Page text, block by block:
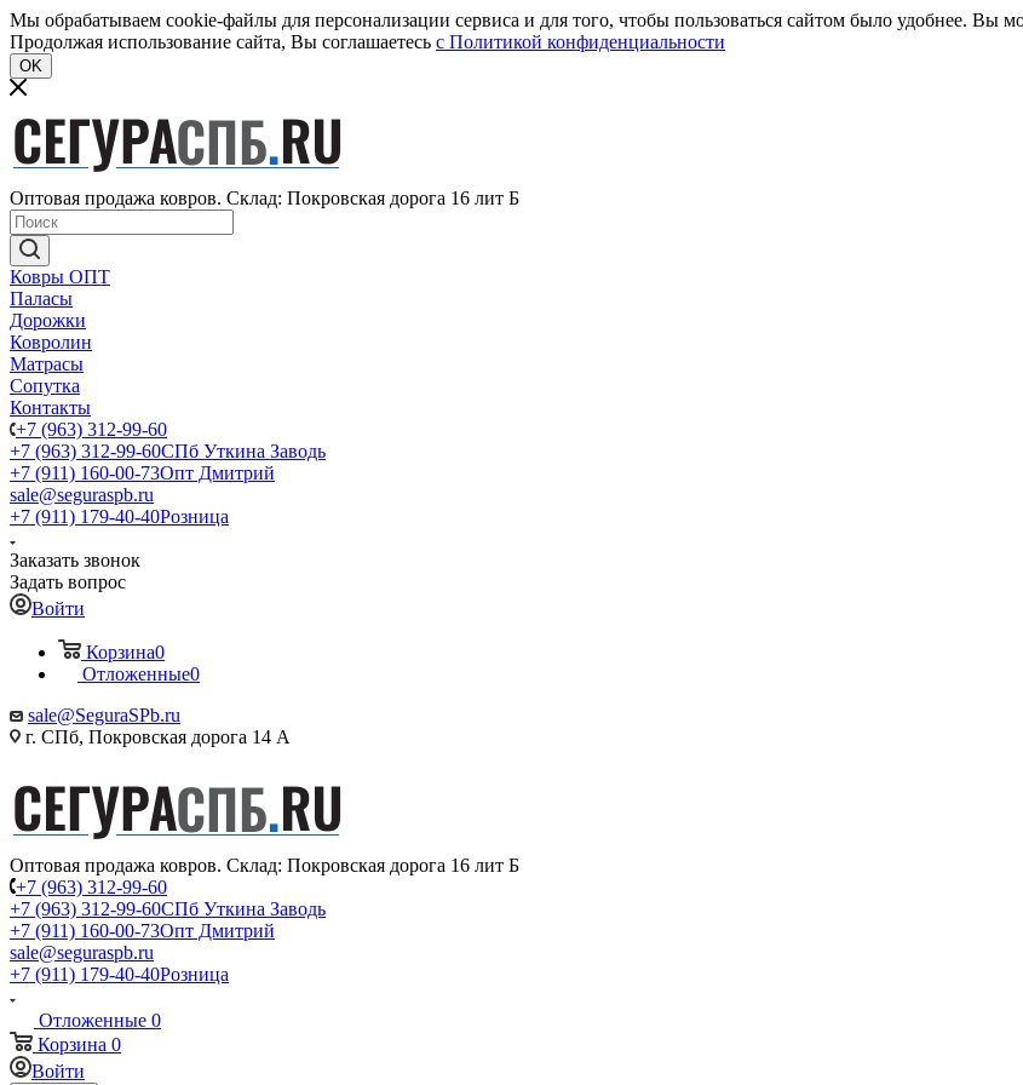
Мы обрабатываем cookie-файлы для персонализации сервиса и для того, чтобы пользоваться сайтом было удобнее. Вы
Продолжая использование сайта, Вы соглашаетесь c Политикой конфиденциальности
OK
Оптовая продажа ковров. Склад: Покровская дорога 16 лит Б
Ковры ОПТ
Паласы
Дорожки
Ковролин
Матрасы
Сопутка
Контакты
+7 (963) 312-99-60
+7 (963) 312-99-60СПб Уткина Заводь
+7 (911) 160-00-73Опт Дмитрий
sale@seguraspb.ru
+7 (911) 179-40-40Розница
Заказать звонок
Задать вопрос
Войти
Корзина0
Отложенные0
sale@SeguraSPb.ru
г. СПб, Покровская дорога 14 А
Оптовая продажа ковров. Склад: Покровская дорога 16 лит Б
+7 (963) 312-99-60
+7 (963) 312-99-60СПб Уткина Заводь
+7 (911) 160-00-73Опт Дмитрий
sale@seguraspb.ru
+7 (911) 179-40-40Розница
Отложенные 0
Корзина 0
Войти